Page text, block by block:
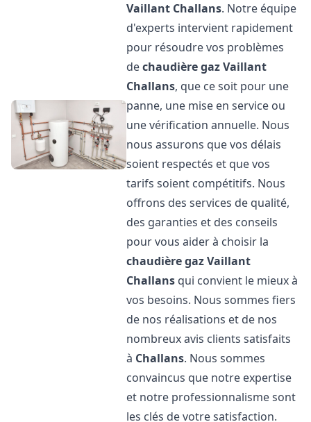
Vaillant Challans. Notre équipe
d'experts intervient rapidement
pour résoudre vos problèmes
dechaudière gaz Vaillant
Challans, que ce soit pour une
panne, une mise en service ou
une vérification annuelle. Nous
nous assurons que vos délais
soient respectés et que vos
tarifs soient compétitifs. Nous
offrons des services de qualité,
des garanties et des conseils
pour vous aider à choisir la
chaudière gaz Vaillant
Challans qui convient le mieux à
vos besoins. Nous sommes fiers
de nos réalisations et de nos
nombreux avis clients satisfaits
à Challans. Nous sommes
convaincus que notre expertise
et notre professionnalisme sont
les clés de votre satisfaction.